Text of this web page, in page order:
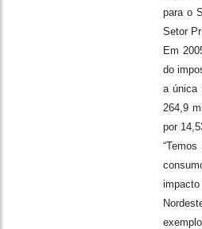
para o
Setor
Em
do
a única
264,9
por